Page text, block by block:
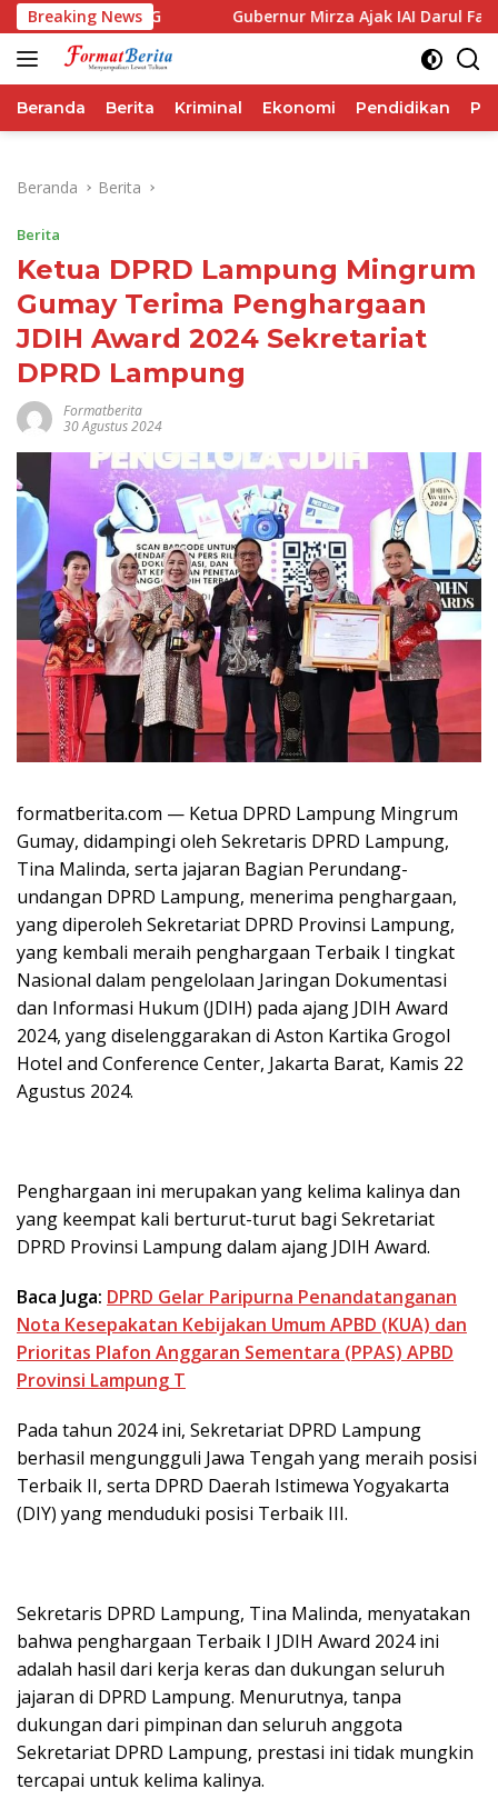
Langsung
ke
konten
Breaking News
IHSG Gubernur Mirza Ajak IAI Darul Fattah
Beranda Berita Kriminal Ekonomi Pendidikan
Beranda Berita
Berita
Ketua DPRD Lampung Mingrum
Gumay Terima Penghargaan
JDIH Award 2024 Sekretariat
DPRD Lampung
Formatberita
30 Agustus 2024
formatberita.com — Ketua DPRD Lampung Mingrum
Gumay, didampingi oleh Sekretaris DPRD Lampung,
Tina Malinda, serta jajaran Bagian Perundang-
undangan DPRD Lampung, menerima penghargaan,
yang diperoleh Sekretariat DPRD Provinsi Lampung,
yang kembali meraih penghargaan Terbaik I tingkat
Nasional dalam pengelolaan Jaringan Dokumentasi
dan Informasi Hukum (JDIH) pada ajang JDIH Award
2024, yang diselenggarakan di Aston Kartika Grogol
Hotel and Conference Center, Jakarta Barat, Kamis 22
Agustus 2024.
Penghargaan ini merupakan yang kelima kalinya dan
yang keempat kali berturut-turut bagi Sekretariat
DPRD Provinsi Lampung dalam ajang JDIH Award.
Baca Juga: DPRD Gelar Paripurna Penandatanganan
Nota Kesepakatan Kebijakan Umum APBD (KUA) dan
Prioritas Plafon Anggaran Sementara (PPAS) APBD
Provinsi Lampung T
Pada tahun 2024 ini, Sekretariat DPRD Lampung
berhasil mengungguli Jawa Tengah yang meraih posisi
Terbaik II, serta DPRD Daerah Istimewa Yogyakarta
(DIY) yang menduduki posisi Terbaik III.
Sekretaris DPRD Lampung, Tina Malinda, menyatakan
bahwa penghargaan Terbaik I JDIH Award 2024 ini
adalah hasil dari kerja keras dan dukungan seluruh
jajaran di DPRD Lampung. Menurutnya, tanpa
dukungan dari pimpinan dan seluruh anggota
Sekretariat DPRD Lampung, prestasi ini tidak mungkin
tercapai untuk kelima kalinya.